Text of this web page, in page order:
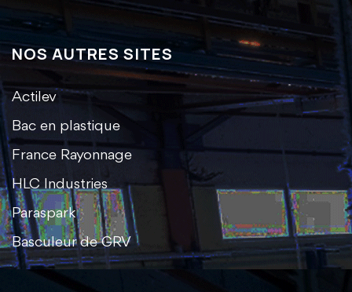
NOS AUTRES SITES
Actilev
Bac en plastique
France Rayonnage
HLC Industries
Paraspark
Basculeur de GRV